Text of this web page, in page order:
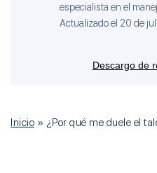
especialista en el
Actualizado el 20 de
Descargo de
Inicio » ¿Por qué me duele el